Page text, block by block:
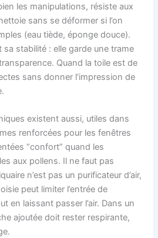
les manipulations, résiste aux
sans se déformer si l’on
(eau tiède, éponge douce).
stabilité : elle garde une trame
Quand la toile est de
sans donner l’impression de
existent aussi, utiles dans
renforcées pour les fenêtres
“confort” quand les
aux pollens. Il ne faut pas
n’est pas un purificateur d’air,
peut limiter l’entrée de
en laissant passer l’air. Dans un
ajoutée doit rester respirante,